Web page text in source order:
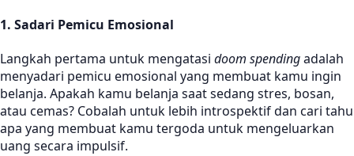
1. Sadari Pemicu Emosional
Langkah pertama untuk mengatasi doom spendingadalah
menyadari pemicu emosional yang membuat kamu ingin
belanja. Apakah kamu belanja saat sedang stres, bosan,
atau cemas? Cobalah untuk lebih introspektif dan cari tahu
apa yang membuat kamu tergoda untuk mengeluarkan
uang secara impulsif.